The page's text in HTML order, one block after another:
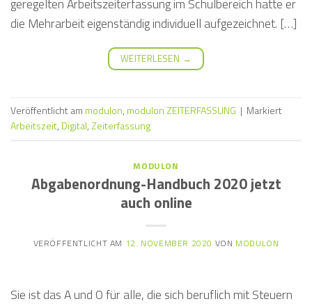
geregelten Arbeitszeiterfassung im Schulbereich hatte er
die Mehrarbeit eigenständig individuell aufgezeichnet. […]
WEITERLESEN →
Veröffentlicht am modulon, modulon ZEITERFASSUNG | Markiert
Arbeitszeit, Digital, Zeiterfassung
MODULON
Abgabenordnung-Handbuch 2020 jetzt
auch online
VERÖFFENTLICHT AM 12. NOVEMBER 2020 VON MODULON
Sie ist das A und O für alle, die sich beruflich mit Steuern